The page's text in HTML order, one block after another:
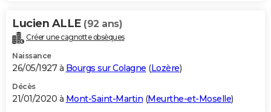
Lucien ALLE (92 ans)
Créer une cagnotte obsèques
Naissance
26/05/1927 à Bourgs sur Colagne (Lozère)
Décès
21/01/2020 à Mont-Saint-Martin (Meurthe-et-Moselle)